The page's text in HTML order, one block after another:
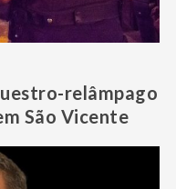
relâmpago
São Vicente